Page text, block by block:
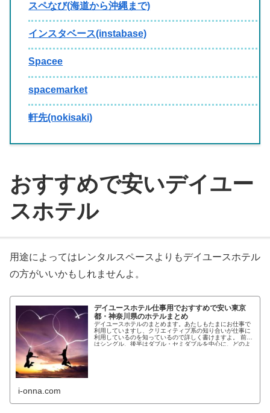
スペなび(海道から沖縄まで)
インスタベース(instabase)
Spacee
spacemarket
軒先(nokisaki)
おすすめで安いデイユー
スホテル
用途によってはレンタルスペースよりもデイユースホテル
の方がいいかもしれませんよ。
デイユースホテル仕事用でおすすめで安い東京
都・神奈川県のホテルまとめ
デイユースホテルのまとめます。あたしもたまにお仕事で
利用していますし、クリエィティブ系の知り合いが仕事に
利用しているのを知っているので詳しく書けますよ。 前半
はシングル、後半はダブル・セミダブルを中心に、どのよ
i-onna.com